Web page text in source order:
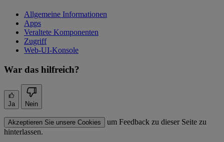
Allgemeine Informationen
Apps
Veraltete Komponenten
Zugriff
Web-UI-Konsole
War das hilfreich?
Ja Nein
Akzeptieren Sie unsere Cookies
um Feedback zu dieser Seite zu
hinterlassen.